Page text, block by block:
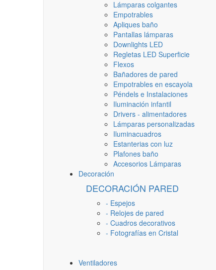
Lámparas colgantes
Empotrables
Apliques baño
Pantallas lámparas
Downlights LED
Regletas LED Superficie
Flexos
Bañadores de pared
Empotrables en escayola
Péndels e Instalaciones
Iluminación infantil
Drivers - alimentadores
Lámparas personalizadas
Iluminacuadros
Estanterias con luz
Plafones baño
Accesorios Lámparas
Decoración
DECORACIÓN PARED
- Espejos
- Relojes de pared
- Cuadros decorativos
- Fotografías en Cristal
Ventiladores